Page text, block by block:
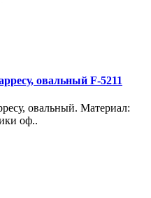
овальный F-5211
овальный. Материал:
оф..